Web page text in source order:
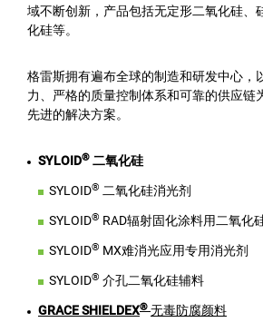
域不断创新，产品包括无定形二氧化硅、
化硅等。
格雷斯拥有遍布全球的制造和研发中心，
力、严格的质量控制体系和可靠的供应链
先进的解决方案。
SYLOID® 二氧化硅
SYLOID® 二氧化硅消光剂
SYLOID® RAD辐射固化涂料用二氧化
SYLOID® MX难消光应用专用消光剂
SYLOID® 介孔二氧化硅辅料
GRACE SHIELDEX® 无毒防腐颜料